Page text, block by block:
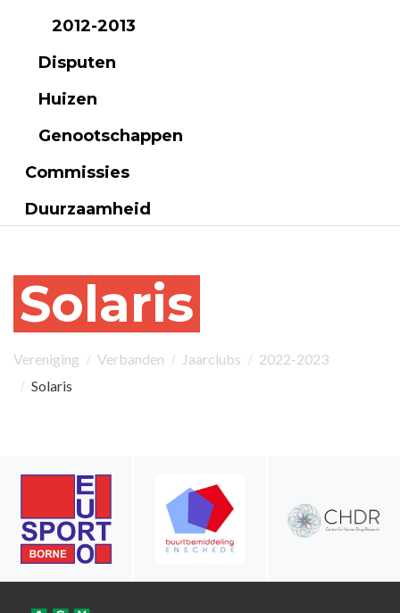
2012-2013
Disputen
Huizen
Genootschappen
Commissies
Duurzaamheid
Solaris
Vereniging Verbanden Jaarclubs
2022-2023
Solaris